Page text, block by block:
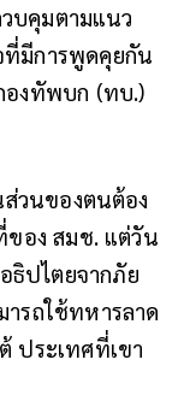
บคุมตามแนว
ที่มีการพูดคุยกัน
องทัพบก (ทบ.)
วนของตนต้อง
ของ สมช. แต่วัน
ธิปไตยจากภัย
รถใช้ทหารลาด
ประเทศที่เขา